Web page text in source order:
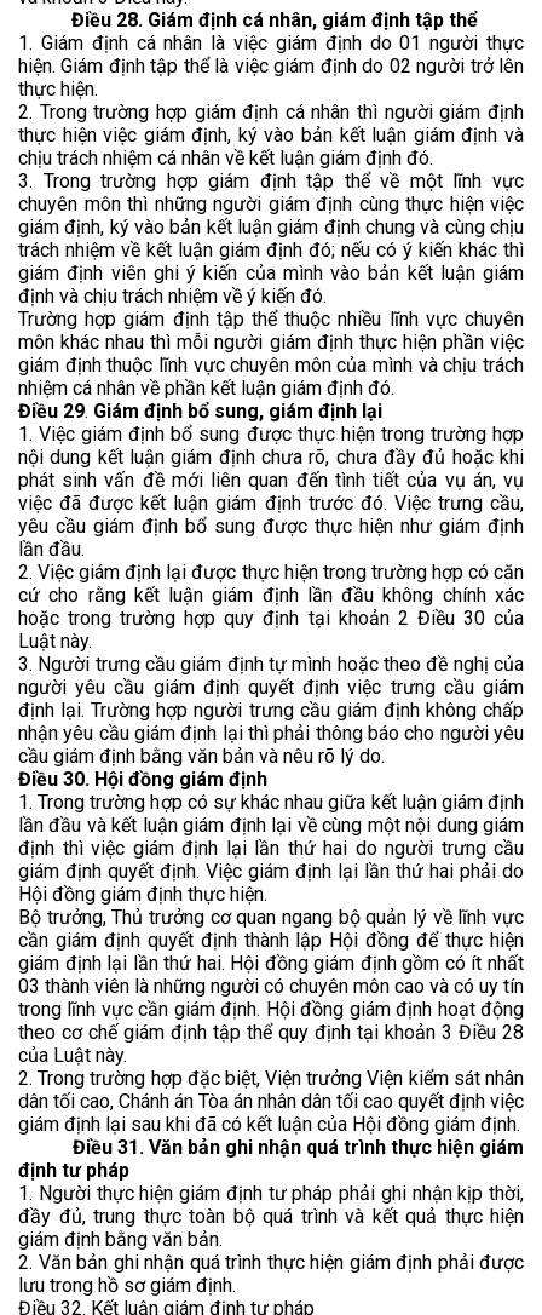
Điều 28. Giám định cá nhân, giám định tập thể
1. Giám định cá nhân là việc giám định do 01 người thực
hiện. Giám định tập thể là việc giám định do 02 người trở lên
thực hiện.
2. Trong trường hợp giám định cá nhân thì người giám định
thực hiện việc giám định, ký vào bản kết luận giám định và
chịu trách nhiệm cá nhân về kết luận giám định đó.
3. Trong trường hợp giám định tập thể về một lĩnh vực
chuyên môn thì những người giám định cùng thực hiện việc
giám định, ký vào bản kết luận giám định chung và cùng chịu
trách nhiệm về kết luận giám định đó; nếu có ý kiến khác thì
giám định viên ghi ý kiến của mình vào bản kết luận giám
định và chịu trách nhiệm về ý kiến đó.
Trường hợp giám định tập thể thuộc nhiều lĩnh vực chuyên
môn khác nhau thì mỗi người giám định thực hiện phần việc
giám định thuộc lĩnh vực chuyên môn của mình và chịu trách
nhiệm cá nhân về phần kết luận giám định đó.
Điều 29. Giám định bổ sung, giám định lại
1. Việc giám định bổ sung được thực hiện trong trường hợp
nội dung kết luận giám định chưa rõ, chưa đầy đủ hoặc khi
phát sinh vấn đề mới liên quan đến tình tiết của vụ án, vụ
việc đã được kết luận giám định trước đó. Việc trưng cầu,
yêu cầu giám định bổ sung được thực hiện như giám định
lần đầu.
2. Việc giám định lại được thực hiện trong trường hợp có căn
cứ cho rằng kết luận giám định lần đầu không chính xác
hoặc trong trường hợp quy định tại khoản 2 Điều 30 của
Luật này.
3. Người trưng cầu giám định tự mình hoặc theo đề nghị của
người yêu cầu giám định quyết định việc trưng cầu giám
định lại. Trường hợp người trưng cầu giám định không chấp
nhận yêu cầu giám định lại thì phải thông báo cho người yêu
cầu giám định bằng văn bản và nêu rõ lý do.
Điều 30. Hội đồng giám định
1. Trong trường hợp có sự khác nhau giữa kết luận giám định
lần đầu và kết luận giám định lại về cùng một nội dung giám
định thì việc giám định lại lần thứ hai do người trưng cầu
giám định quyết định. Việc giám định lại lần thứ hai phải do
Hội đồng giám định thực hiện.
Bộ trưởng, Thủ trưởng cơ quan ngang bộ quản lý về lĩnh vực
cần giám định quyết định thành lập Hội đồng để thực hiện
giám định lại lần thứ hai. Hội đồng giám định gồm có ít nhất
03 thành viên là những người có chuyên môn cao và có uy tín
trong lĩnh vực cần giám định. Hội đồng giám định hoạt động
theo cơ chế giám định tập thể quy định tại khoản 3 Điều 28
của Luật này.
2. Trong trường hợp đặc biệt, Viện trưởng Viện kiểm sát nhân
dân tối cao, Chánh án Tòa án nhân dân tối cao quyết định việc
giám định lại sau khi đã có kết luận của Hội đồng giám định.
Điều 31. Văn bản ghi nhận quá trình thực hiện giám
định tư pháp
1. Người thực hiện giám định tư pháp phải ghi nhận kịp thời,
đầy đủ, trung thực toàn bộ quá trình và kết quả thực hiện
giám định bằng văn bản.
2. Văn bản ghi nhận quá trình thực hiện giám định phải được
lưu trong hồ sơ giám định.
Điều 32. Kết luận giám định tư pháp